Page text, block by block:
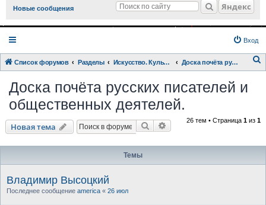
Новые сообщения Яндекс
Вход
Список форумов Разделы Искусство. Культурка. Кинцо. Доска почёта русских писателей и общественных деятелей.
Доска почёта русских писателей и
общественных деятелей.
Новая тема Поиск Расширенный поиск
26 тем • Страница 1 из 1
Темы
Владимир Высоцкий
Последнее сообщение america « 26 июл